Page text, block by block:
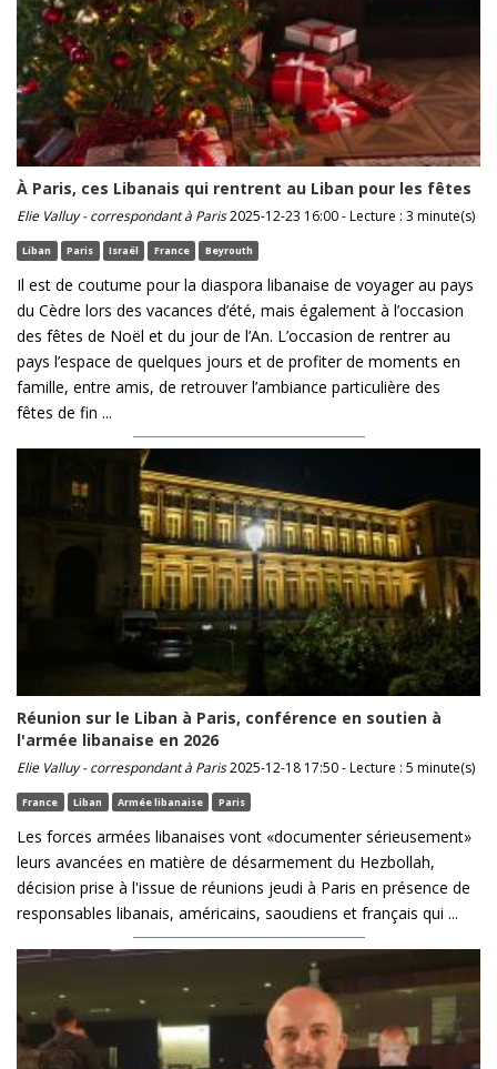
À Paris, ces Libanais qui rentrent au Liban pour les fêtes
Elie Valluy - correspondant à Paris2025-12-23 16:00 - Lecture : 3 minute(s)
Liban Paris Israël France Beyrouth
Il est de coutume pour la diaspora libanaise de voyager au pays
du Cèdre lors des vacances d’été, mais également à l’occasion
des fêtes de Noël et du jour de l’An. L’occasion de rentrer au
pays l’espace de quelques jours et de profiter de moments en
famille, entre amis, de retrouver l’ambiance particulière des
fêtes de fin ...
Réunion sur le Liban à Paris, conférence en soutien à
l'armée libanaise en 2026
Elie Valluy - correspondant à Paris2025-12-18 17:50 - Lecture : 5 minute(s)
France Liban Armée libanaise Paris
Les forces armées libanaises vont «documenter sérieusement»
leurs avancées en matière de désarmement du Hezbollah,
décision prise à l'issue de réunions jeudi à Paris en présence de
responsables libanais, américains, saoudiens et français qui ...